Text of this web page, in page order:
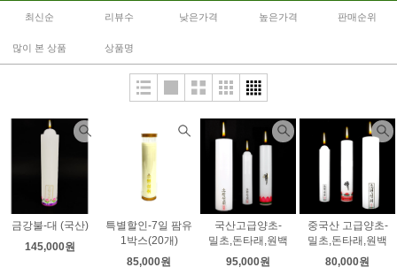
최신순 리뷰수 낮은가격 높은가격 판매순위
많이 본 상품 상품명
금강불-대 (국산)
145,000원
특별할인-7일 팜유
1박스(20개)
85,000원
국산고급양초-
밀초,돈타래,원백
95,000원
중국산 고급양초-
밀초,돈타래,원백
80,000원